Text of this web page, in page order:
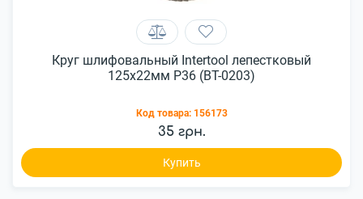
Круг шлифовальный Intertool лепестковый
125x22мм P36 (BT-0203)
Код товара: 156173
35 грн.
Купить